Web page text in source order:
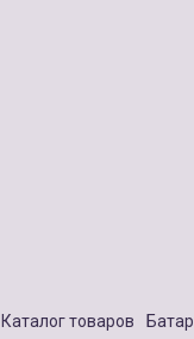
Каталог товаров